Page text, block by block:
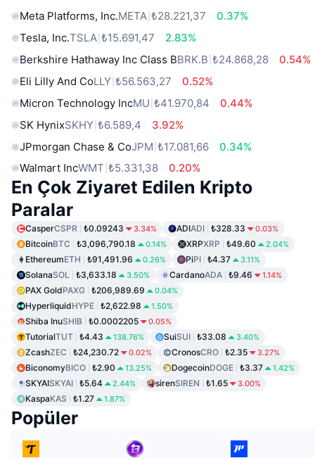
Meta Platforms, Inc.META ₺28.221,37
0.37%
Tesla, Inc.TSLA ₺15.691,47
2.83%
Berkshire Hathaway Inc Class BBRK.B ₺24.868,28
0.54%
Eli Lilly And CoLLY ₺56.563,27
0.52%
Micron Technology IncMU ₺41.970,84
0.44%
SK HynixSKHY ₺6.589,4
3.92%
JPmorgan Chase & CoJPM ₺17.081,66
0.34%
Walmart IncWMT ₺5.331,38 0.20%
En Çok Ziyaret Edilen Kripto
Paralar
CasperCSPR ₺0.09243 3.34% ADIADI ₺328.33 0.03%
BitcoinBTC ₺3,096,790.18 0.14% XRPXRP ₺49.60 2.04%
EthereumETH ₺91,491.96 0.26% PiPI ₺4.37 3.11%
SolanaSOL ₺3,633.18 3.50% CardanoADA ₺9.46 1.14%
PAX GoldPAXG ₺206,989.69 0.04%
HyperliquidHYPE ₺2,622.98 1.50%
Shiba InuSHIB ₺0.0002205 0.05%
TutorialTUT ₺4.43 138.76% SuiSUI ₺33.08 3.40%
ZcashZEC ₺24,230.72 0.02% CronosCRO ₺2.35 3.27%
BiconomyBICO ₺2.90 13.25% DogecoinDOGE ₺3.37 1.42%
SKYAISKYAI ₺5.64 2.44% sirenSIREN ₺1.65 3.00%
KaspaKAS ₺1.27 1.87%
Popüler